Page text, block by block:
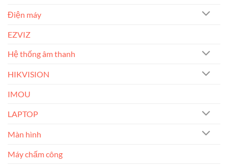
Điện máy
EZVIZ
Hệ thống âm thanh
HIKVISION
IMOU
LAPTOP
Màn hình
Máy chấm công